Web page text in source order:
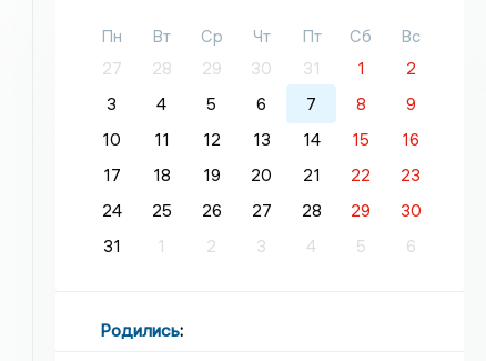
Пн Вт Ср Чт Пт Сб
Вс
27
28 29 30 31 1
2
3
4 5 6 7 8
9
10
11 12 13 14 15
16
17
18 19 20 21 22
23
24
25 26 27 28 29
30
31
1 2 3 4 5 6
Родились: